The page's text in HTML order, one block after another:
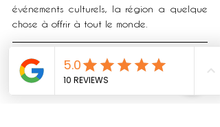
événements culturels, la région a quelque
chose à offrir à tout le monde.
Réserver